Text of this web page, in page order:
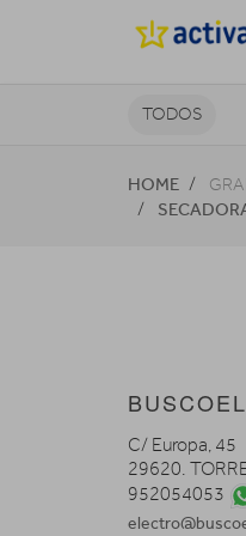
TODOS
HOME
C/ Europa, 45
29620.
952054053